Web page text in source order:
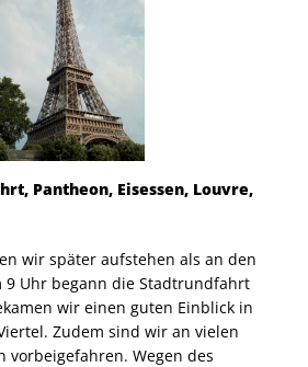
Pantheon, Eisessen, Louvre,
wir später aufstehen als an den
9 Uhr begann die Stadtrundfahrt
wir einen guten Einblick in
Zudem sind wir an vielen
vorbeigefahren. Wegen des